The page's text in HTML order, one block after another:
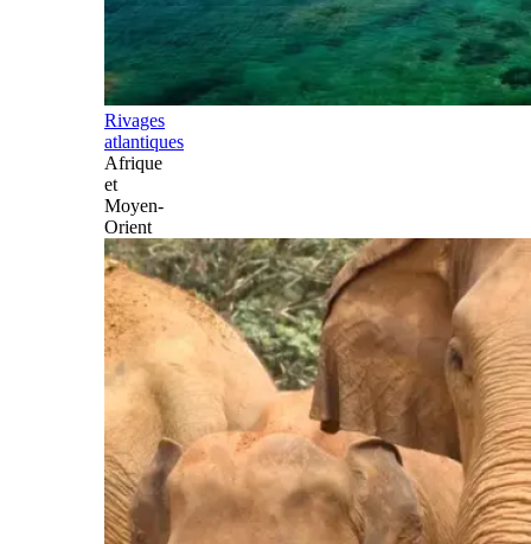
Rivages
atlantiques
Afrique
et
Moyen-
Orient